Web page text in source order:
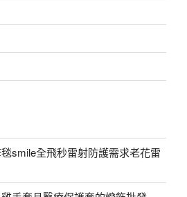
smile全飛秒雷射防護需求老花雷